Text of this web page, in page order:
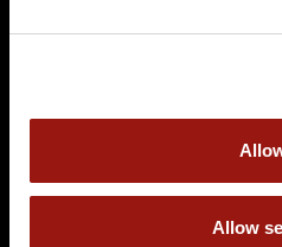
Allow
73432 Aalen
Auf der Karte anzeigen